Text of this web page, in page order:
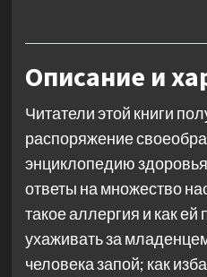
Описание и
Читатели этой книги
распоряжение
энциклопедию
ответы на множество
такое аллергия и как ей
ухаживать за
человека запой; как